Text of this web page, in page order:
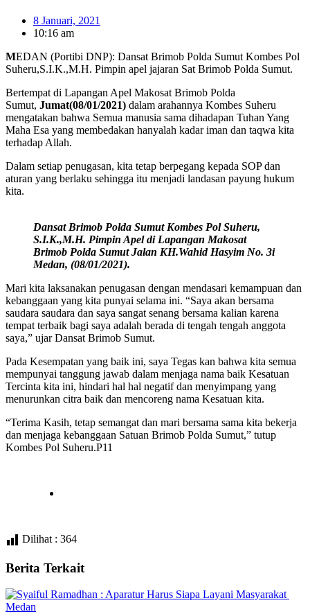
8 Januari, 2021
10:16 am
MEDAN (Portibi DNP): Dansat Brimob Polda Sumut Kombes Pol
Suheru,S.I.K.,M.H. Pimpin apel jajaran Sat Brimob Polda Sumut.
Bertempat di Lapangan Apel Makosat Brimob Polda
Sumut, Jumat(08/01/2021) dalam arahannya Kombes Suheru
mengatakan bahwa Semua manusia sama dihadapan Tuhan Yang
Maha Esa yang membedakan hanyalah kadar iman dan taqwa kita
terhadap Allah.
Dalam setiap penugasan, kita tetap berpegang kepada SOP dan
aturan yang berlaku sehingga itu menjadi landasan payung hukum
kita.
Dansat Brimob Polda Sumut Kombes Pol Suheru,
S.I.K.,M.H. Pimpin Apel di Lapangan Makosat
Brimob Polda Sumut Jalan KH.Wahid Hasyim No. 3i
Medan, (08/01/2021).
Mari kita laksanakan penugasan dengan mendasari kemampuan dan
kebanggaan yang kita punyai selama ini. “Saya akan bersama
saudara saudara dan saya sangat senang bersama kalian karena
tempat terbaik bagi saya adalah berada di tengah tengah anggota
saya,” ujar Dansat Brimob Sumut.
Pada Kesempatan yang baik ini, saya Tegas kan bahwa kita semua
mempunyai tanggung jawab dalam menjaga nama baik Kesatuan
Tercinta kita ini, hindari hal hal negatif dan menyimpang yang
menurunkan citra baik dan mencoreng nama Kesatuan kita.
“Terima Kasih, tetap semangat dan mari bersama sama kita bekerja
dan menjaga kebanggaan Satuan Brimob Polda Sumut,” tutup
Kombes Pol Suheru.P11
Dilihat : 364
Berita Terkait
Medan